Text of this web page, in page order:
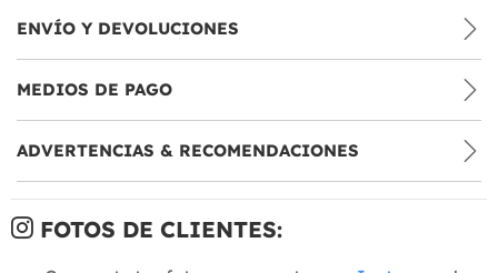
ENVÍO Y DEVOLUCIONES
MEDIOS DE PAGO
ADVERTENCIAS & RECOMENDACIONES
FOTOS DE CLIENTES: